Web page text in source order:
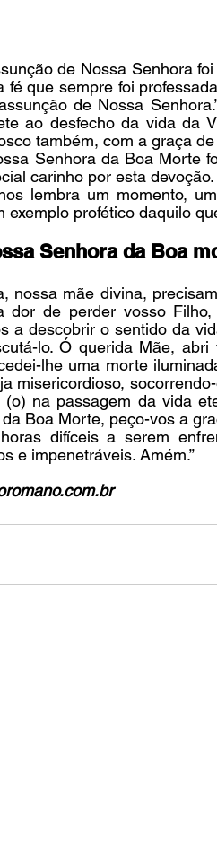
de Nossa Senhora
fé que sempre foi
de Nossa
ao desfecho da vida da
também, com a graça
Senhora da Boa Morte
carinho por esta
lembra um momento,
exemplo profético daquilo
Senhora da Boa
nossa mãe divina,
dor de perder vosso
a descobrir o sentido da
lo. Ó querida Mãe,
lhe uma morte
misericordioso,
(o) na passagem da vida
Boa Morte, peço-vos a
difíceis a serem
e impenetráveis. Amém.”